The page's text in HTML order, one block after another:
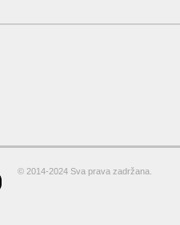
© 2014-2024 Sva prava zadržana.